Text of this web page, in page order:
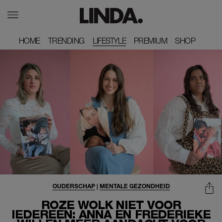
HOME
HOME TRENDING
TRENDING LIFESTYLE PREMIUM
PREMIUM SHOP
SHOP
ROZE WOLK NIET VOOR
IEDEREEN: ANNA EN FREDERIEKE
OUDERSCHAP| MENTALE GEZONDHEID